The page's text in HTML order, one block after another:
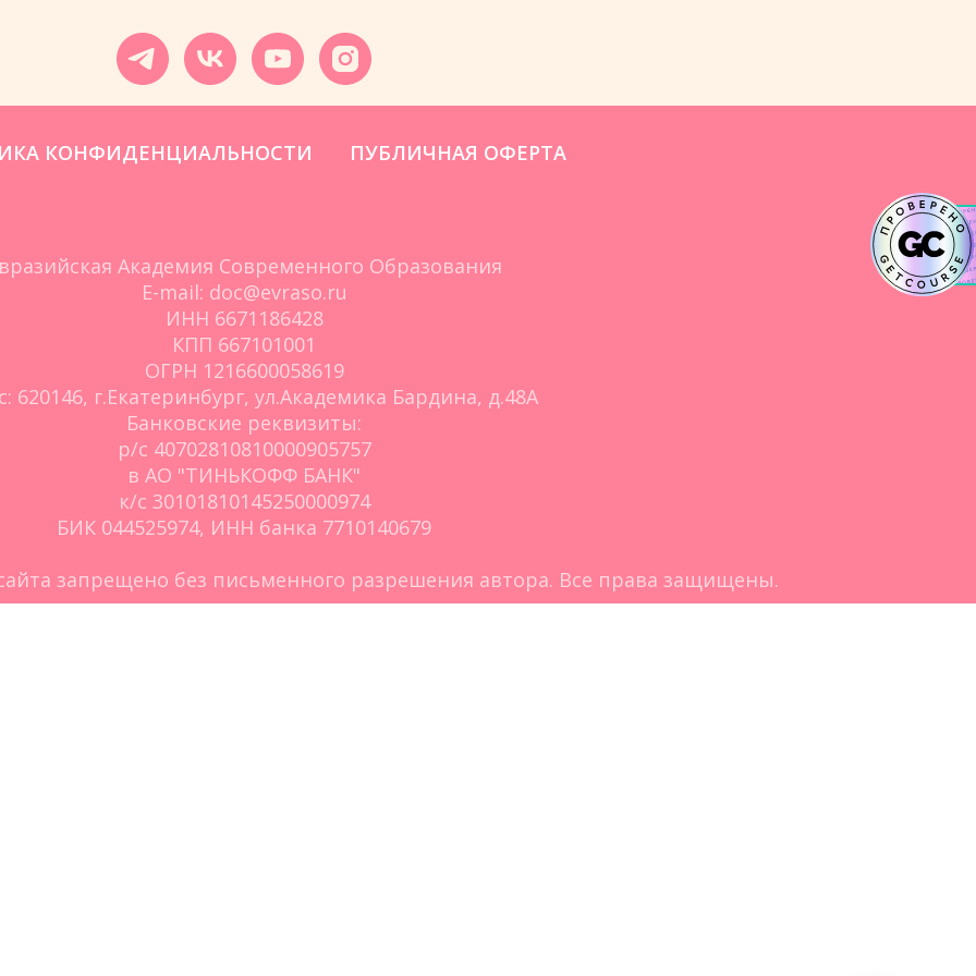
КОНФИДЕНЦИАЛЬНОСТИ ПУБЛИЧНАЯ ОФЕРТА
Академия Современного Образования
E-mail: doc@evraso.ru
ИНН 6671186428
КПП 667101001
ОГРН 1216600058619
620146, г.Екатеринбург, ул.Академика Бардина, д.48А
Банковские реквизиты:
р/с 40702810810000905757
в АО "ТИНЬКОФФ БАНК"
к/с 30101810145250000974
БИК 044525974, ИНН банка 7710140679
запрещено без письменного разрешения автора. Все права защищены.